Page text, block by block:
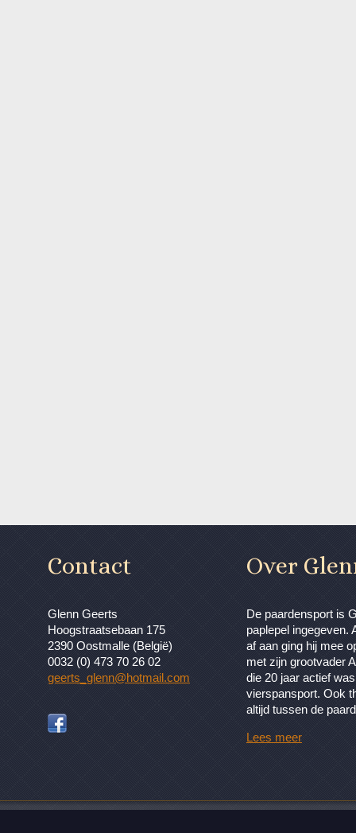
Contact
Glenn Geerts
Hoogstraatsebaan 175
2390 Oostmalle (België)
0032 (0) 473 70 26 02
geerts_glenn@hotmail.com
Over
De paardensport is
paplepel ingegeven.
af aan ging hij mee
met zijn grootvader
die 20 jaar actief
vierspansport. Ook
altijd tussen de
Lees meer